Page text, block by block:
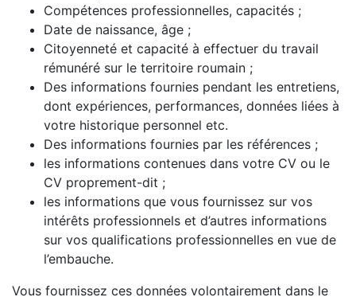
Compétences professionnelles, capacités ;
Date de naissance, âge ;
Citoyenneté et capacité à effectuer du travail
rémunéré sur le territoire roumain ;
Des informations fournies pendant les entretiens,
dont expériences, performances, données liées à
votre historique personnel etc.
Des informations fournies par les références ;
les informations contenues dans votre CV ou le
CV proprement-dit ;
les informations que vous fournissez sur vos
intérêts professionnels et d’autres informations
sur vos qualifications professionnelles en vue de
l’embauche.
Vous fournissez ces données volontairement dans le